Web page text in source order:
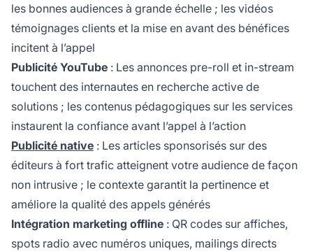
les bonnes audiences à grande échelle ; les vidéos
témoignages clients et la mise en avant des bénéfices
incitent à l’appel
Publicité YouTube : Les annonces pre-roll et in-stream
touchent des internautes en recherche active de
solutions ; les contenus pédagogiques sur les services
instaurent la confiance avant l’appel à l’action
Publicité native : Les articles sponsorisés sur des
éditeurs à fort trafic atteignent votre audience de façon
non intrusive ; le contexte garantit la pertinence et
améliore la qualité des appels générés
Intégration marketing offline : QR codes sur affiches,
spots radio avec numéros uniques, mailings directs